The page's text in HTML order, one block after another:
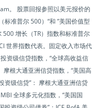
。 股票回报参照以美元报价的
准普尔 500）“和 ”美国价值型
500 增长（TR）指数和标准普尔
世界指数代表。固定收入市场代
资级信贷指数，“全球高收益信
摩根大通亚洲信贷指数，“美国高
资级信贷”： 摩根大通亚洲信贷
全球多元化指数，“美国国